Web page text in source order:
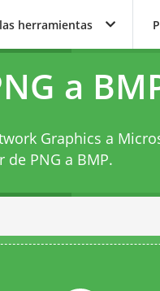
herramientas
a
Graphics a
de PNG a BMP.